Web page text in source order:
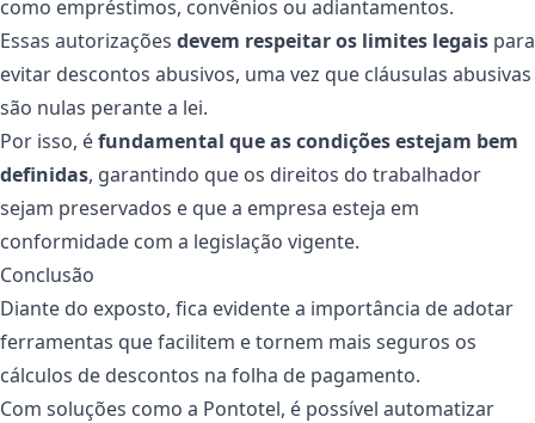
como empréstimos, convênios ou adiantamentos.
Essas autorizações devem respeitar os limites legais para
evitar descontos abusivos, uma vez que cláusulas abusivas
são nulas perante a lei.
Por isso, éfundamental que as condições estejam bem
definidas, garantindo que os direitos do trabalhador
sejam preservados e que a empresa esteja em
conformidade com a legislação vigente.
Conclusão
Diante do exposto, fica evidente a importância de adotar
ferramentas que facilitem e tornem mais seguros os
cálculos de descontos na folha de pagamento.
Com soluções como a Pontotel, é possível automatizar